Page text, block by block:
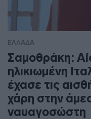
ΕΛΛΑΔΑ
Σαμοθράκη:
ηλικιωμένη
έχασε τις
χάρη στην
ναυαγοσώστη